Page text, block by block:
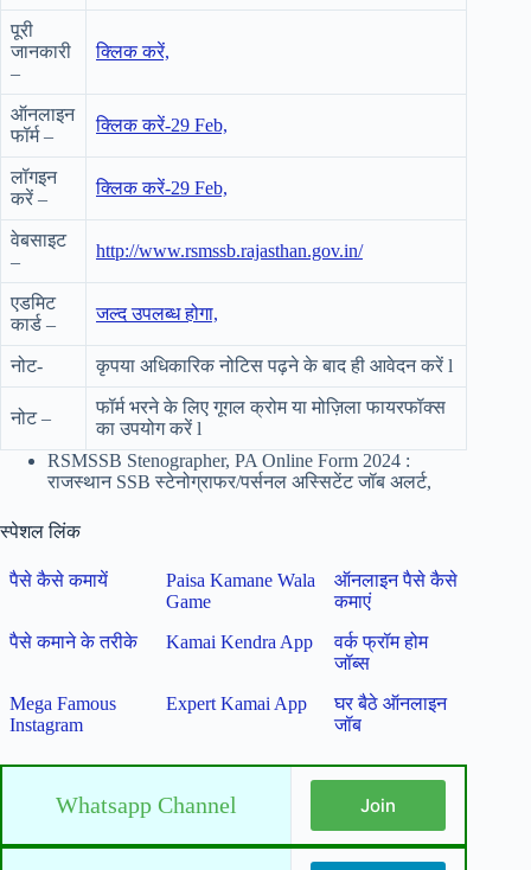
पूरी
जानकारी
–
क्लिककरें,
ऑनलाइन
फॉर्म –
क्लिक करें-29 Feb,
लॉगइन
करें –
क्लिक करें-29 Feb,
वेबसाइट
–
http://www.rsmssb.rajasthan.gov.in/
एडमिट
कार्ड –
जल्द उपलब्ध होगा,
नोट- कृपया अधिकारिक नोटिस पढ़ने के बाद ही आवेदन करें l
नोट –
फॉर्म भरने के लिए गूगल क्रोम या मोज़िला फायरफॉक्स
का उपयोग करें l
RSMSSB Stenographer, PA Online Form 2024 :
राजस्थान SSB स्टेनोग्राफर/पर्सनल अस्सिटेंट जॉब अलर्ट,
स्पेशल लिंक
पैसे कैसे कमायें
Paisa Kamane Wala
Game
ऑनलाइन पैसे कैसे
कमाएं
पैसे कमाने के तरीके
Kamai Kendra App
वर्क फ्रॉम होम
जॉब्स
Mega Famous
Instagram
Expert Kamai App
घर बैठे ऑनलाइन
जॉब
Whatsapp Channel Join